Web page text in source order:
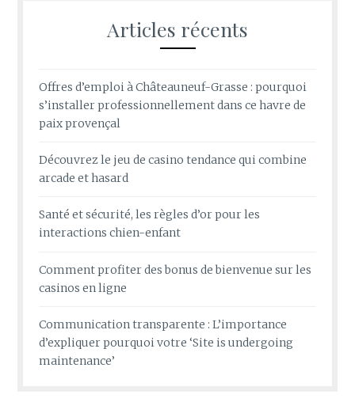
Articles récents
Offres d’emploi à Châteauneuf-Grasse : pourquoi
s’installer professionnellement dans ce havre de
paix provençal
Découvrez le jeu de casino tendance qui combine
arcade et hasard
Santé et sécurité, les règles d’or pour les
interactions chien-enfant
Comment profiter des bonus de bienvenue sur les
casinos en ligne
Communication transparente : L’importance
d’expliquer pourquoi votre ‘Site is undergoing
maintenance’